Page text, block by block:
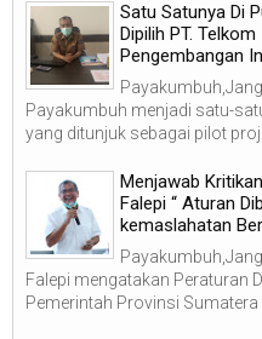
Satu Satunya Di
Dipilih PT.
Pengembangan
Payakumbuh menjadi satu-
yang ditunjuk sebagai pilot
Menjawab
Falepi “ Aturan
kemaslahatan
Falepi mengatakan Peraturan
Pemerintah Provinsi Sumatera